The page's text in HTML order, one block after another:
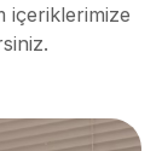
içeriklerimize